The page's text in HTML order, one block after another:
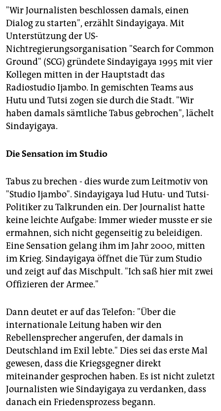
"Wir Journalisten beschlossen damals, einen
Dialog zu starten", erzählt Sindayigaya. Mit
Unterstützung der US-
Nichtregierungsorganisation "Search for Common
Ground" (SCG) gründete Sindayigaya 1995 mit vier
Kollegen mitten in der Hauptstadt das
Radiostudio Ijambo. In gemischten Teams aus
Hutu und Tutsi zogen sie durch die Stadt. "Wir
haben damals sämtliche Tabus gebrochen", lächelt
Sindayigaya.
Die Sensation im Studio
Tabus zu brechen - dies wurde zum Leitmotiv von
"Studio Ijambo". Sindayigaya lud Hutu- und Tutsi-
Politiker zu Talkrunden ein. Der Journalist hatte
keine leichte Aufgabe: Immer wieder musste er sie
ermahnen, sich nicht gegenseitig zu beleidigen.
Eine Sensation gelang ihm im Jahr 2000, mitten
im Krieg. Sindayigaya öffnet die Tür zum Studio
und zeigt auf das Mischpult. "Ich saß hier mit zwei
Offizieren der Armee."
Dann deutet er auf das Telefon: "Über die
internationale Leitung haben wir den
Rebellensprecher angerufen, der damals in
Deutschland im Exil lebte." Dies sei das erste Mal
gewesen, dass die Kriegsgegner direkt
miteinander gesprochen haben. Es ist nicht zuletzt
Journalisten wie Sindayigaya zu verdanken, dass
danach ein Friedensprozess begann.